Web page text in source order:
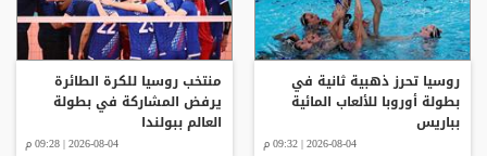
روسيا تحرز ذهبية ثانية في
بطولة أوروبا للألعاب المائية
بباريس
2026-08-04 | 09:32 م
منتخب روسيا للكرة الطائرة
يرفض المشاركة في بطولة
العالم ببولندا
2026-08-04 | 09:28 م